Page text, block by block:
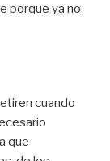
porque ya no
cuando
que